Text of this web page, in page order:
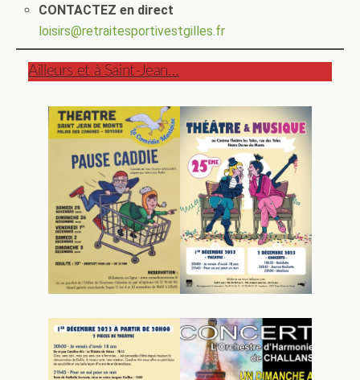
CONTACTEZ en direct
loisirs@retraitesportivestgilles.fr
Ailleurs et à Saint-Jean…